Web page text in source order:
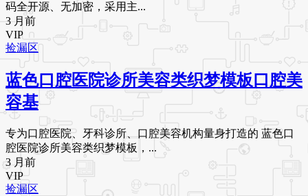
码全开源、无加密，采用主...
3 月前
VIP
捡漏区
蓝色口腔医院诊所美容类织梦模板口腔美
容基
专为口腔医院、牙科诊所、口腔美容机构量身打造的 蓝色口
腔医院诊所美容类织梦模板，...
3 月前
VIP
捡漏区